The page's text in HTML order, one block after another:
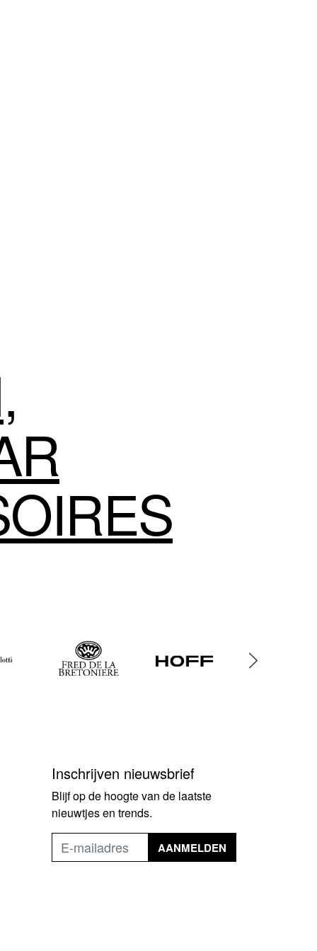
,
Inschrijven nieuwsbrief
Blijf op de hoogte van de laatste
nieuwtjes en trends.
AANMELDEN